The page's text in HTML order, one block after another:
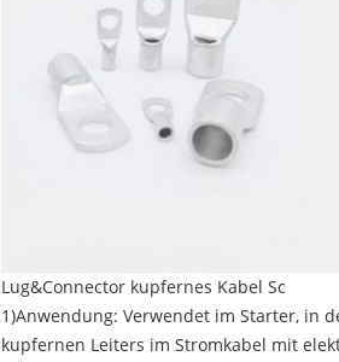
Lug&Connector kupfernes Kabel Sc
1)Anwendung: Verwendet im Starter, in
kupfernen Leiters im Stromkabel mit